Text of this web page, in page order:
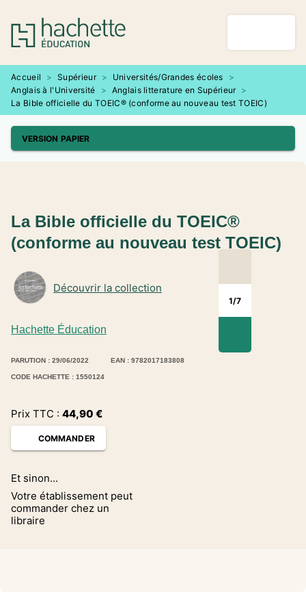
MENU RECHERCHE
PIED DE PAGE
Accueil > Supérieur > Universités/Grandes écoles
>
Anglais à l'Université
> Anglais litterature en Supérieur >
La Bible officielle du TOEIC® (conforme au nouveau test TOEIC)
VERSION PAPIER
1/7
Hachette Éducation
Découvrir la collection
La Bible officielle du TOEIC®
(conforme au nouveau test TOEIC)
PARUTION : 29/06/2022 EAN : 9782017183808
CODE HACHETTE : 1550124
Prix TTC : 44,90 €
COMMANDER
Et sinon...
Votre établissement peut
commander chez un
libraire